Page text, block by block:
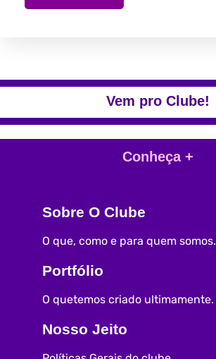
Vem pro Clube!
Conheça +
Sobre O Clube
O que, como e para quem somos.
Portfólio
O quetemos criado ultimamente.
Nosso Jeito